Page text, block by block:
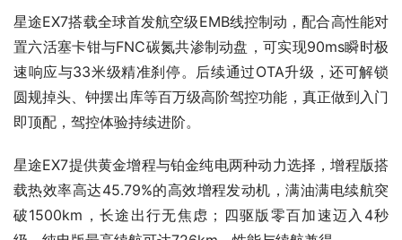
星途EX7搭载全球首发航空级EMB线控制动，配合高性能对
置六活塞卡钳与FNC碳氮共渗制动盘，可实现90ms瞬时极
速响应与33米级精准刹停。后续通过OTA升级，还可解锁
圆规掉头、钟摆出库等百万级高阶驾控功能，真正做到入门
即顶配，驾控体验持续进阶。
星途EX7提供黄金增程与铂金纯电两种动力选择，增程版搭
载热效率高达45.79%的高效增程发动机，满油满电续航突
破1500km，长途出行无焦虑；四驱版零百加速迈入4秒